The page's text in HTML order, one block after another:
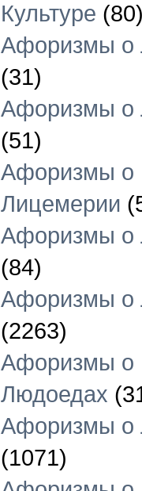
Культуре
Афоризмы о
(31)
Афоризмы о
(51)
Афоризмы о
Лицемерии
Афоризмы о
(84)
Афоризмы о
(2263)
Афоризмы о
Людоедах
Афоризмы о
(1071)